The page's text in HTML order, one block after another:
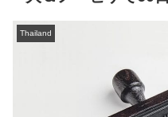
Thailand